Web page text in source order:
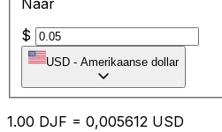
Naar
$
USD - Amerikaanse dollar
1.00 DJF = 0,005612 USD